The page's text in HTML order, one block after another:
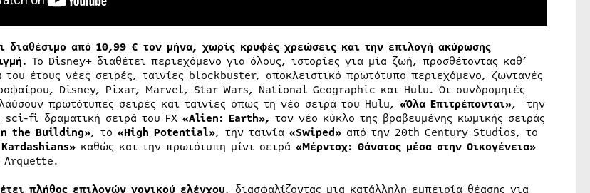
διαθέσιμο από 10,99 € τον μήνα, χωρίς κρυφές χρεώσεις και την επιλογή ακύρωσης
Το Disney+ διαθέτει περιεχόμενο για όλους, ιστορίες για μία ζωή, προσθέτοντας καθ’
του έτους νέες σειρές, ταινίες blockbuster, αποκλειστικό πρωτότυπο περιεχόμενο, ζωντανές
Disney, Pixar, Marvel, Star Wars, National Geographic και Hulu. Οι συνδρομητές
πρωτότυπες σειρές και ταινίες όπως τη νέα σειρά του Hulu, «Όλα Επιτρέπονται», την
sci-fi δραματική σειρά του FX«Alien: Earth», τον νέο κύκλο της βραβευμένης κωμικής σειράς
the Building», το «High Potential», την ταινία «Swiped» από την 20th Century Studios, το
καθώς και την πρωτότυπη μίνι σειρά «Μέρντοχ: Θάνατος μέσα στην Οικογένεια»
πλήθος επιλογών γονικού ελέγχου, διασφαλίζοντας μια κατάλληλη εμπειρία θέασης για